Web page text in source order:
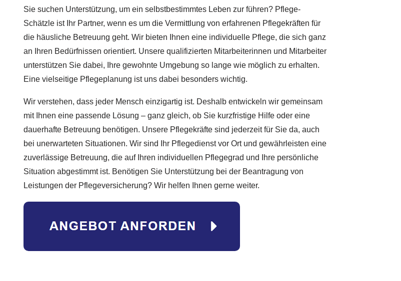
Sie suchen Unterstützung, um ein selbstbestimmtes Leben zur führen? Pflege-
Schätzle ist Ihr Partner, wenn es um die Vermittlung von erfahrenen Pflegekräften für
die häusliche Betreuung geht. Wir bieten Ihnen eine individuelle Pflege, die sich ganz
an Ihren Bedürfnissen orientiert. Unsere qualifizierten Mitarbeiterinnen und Mitarbeiter
unterstützen Sie dabei, Ihre gewohnte Umgebung so lange wie möglich zu erhalten.
Eine vielseitige Pflegeplanung ist uns dabei besonders wichtig.
Wir verstehen, dass jeder Mensch einzigartig ist. Deshalb entwickeln wir gemeinsam
mit Ihnen eine passende Lösung – ganz gleich, ob Sie kurzfristige Hilfe oder eine
dauerhafte Betreuung benötigen. Unsere Pflegekräfte sind jederzeit für Sie da, auch
bei unerwarteten Situationen. Wir sind Ihr Pflegedienst vor Ort und gewährleisten eine
zuverlässige Betreuung, die auf Ihren individuellen Pflegegrad und Ihre persönliche
Situation abgestimmt ist. Benötigen Sie Unterstützung bei der Beantragung von
Leistungen der Pflegeversicherung? Wir helfen Ihnen gerne weiter.